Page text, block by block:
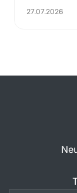
27.07.2026